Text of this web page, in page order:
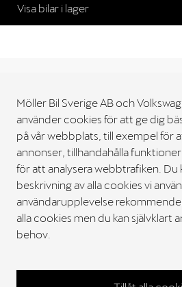
Möller Bil Sverige AB och
använder cookies för att ge dig
på vår webbplats, till exempel för
annonser, tillhandahålla
för att analysera webbtrafiken. Du
beskrivning av alla cookies vi
användarupplevelse
alla cookies men du kan självklart
behov.
Visa bilar i lager
Möller Bil Sverige
Kontakt
Bilar